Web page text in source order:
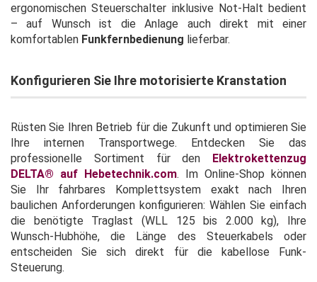
ergonomischen Steuerschalter inklusive Not-Halt bedient
– auf Wunsch ist die Anlage auch direkt mit einer
komfortablen Funkfernbedienung lieferbar.
Konfigurieren Sie Ihre motorisierte Kranstation
Rüsten Sie Ihren Betrieb für die Zukunft und optimieren Sie
Ihre internen Transportwege. Entdecken Sie das
professionelle Sortiment für den Elektrokettenzug
DELTA® auf Hebetechnik.com. Im Online-Shop können
Sie Ihr fahrbares Komplettsystem exakt nach Ihren
baulichen Anforderungen konfigurieren: Wählen Sie einfach
die benötigte Traglast (WLL 125 bis 2.000 kg), Ihre
Wunsch-Hubhöhe, die Länge des Steuerkabels oder
entscheiden Sie sich direkt für die kabellose Funk-
Steuerung.